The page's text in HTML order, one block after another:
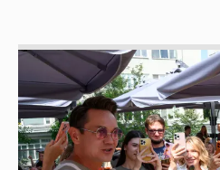
Анастасия
Оксана Русланова и
фестиваля «Баланс
рассматриваем